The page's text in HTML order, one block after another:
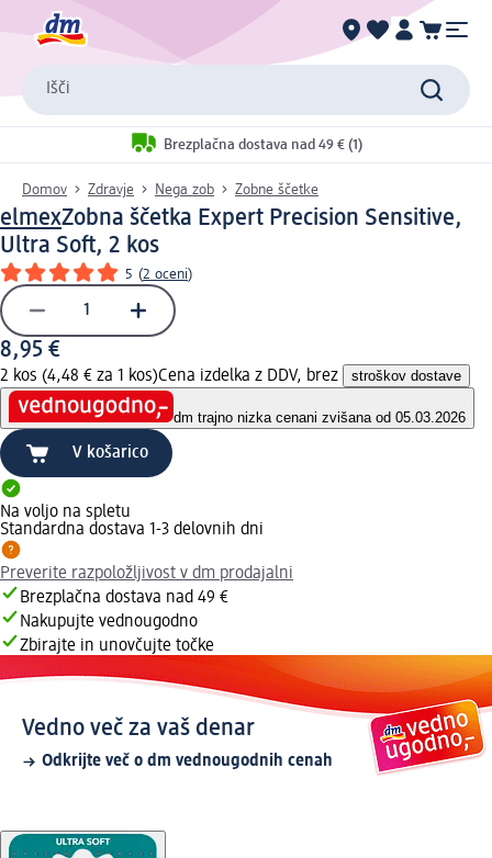
Išči
Brezplačna dostava nad 49 € (1)
Domov Zdravje Nega zob Zobne ščetke
elmexZobna ščetka Expert Precision Sensitive,
Ultra Soft, 2 kos
5 (2 oceni)
8,95 €
2 kos (4,48 € za 1 kos)Cena izdelka z DDV, brez stroškov dostave
dm trajno nizka cenani zvišana od 05.03.2026
V košarico
Na voljo na spletu
Standardna dostava 1-3 delovnih dni
Preverite razpoložljivost v dm prodajalni
Brezplačna dostava nad 49 €
Nakupujte vednougodno
Zbirajte in unovčujte točke
Vedno več za vaš denar
Odkrijte več o dm vednougodnih cenah